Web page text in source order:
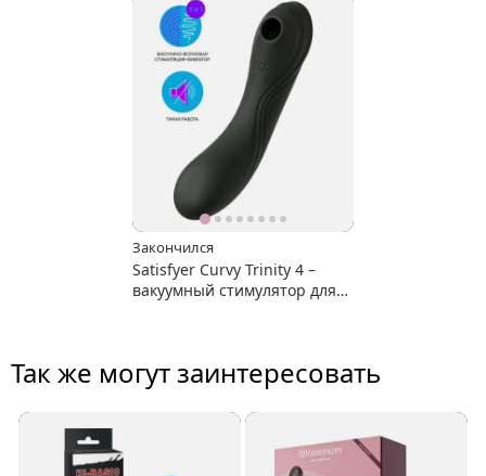
Закончился
Satisfyer Curvy Trinity 4 –
вакуумный стимулятор для
Так же могут заинтересовать